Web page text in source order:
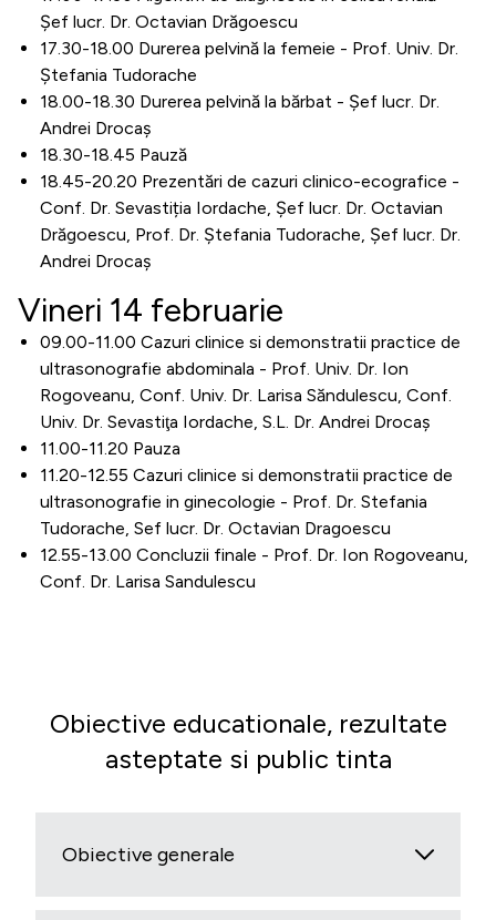
Șef lucr. Dr. Octavian Drăgoescu
17.30-18.00 Durerea pelvină la femeie - Prof. Univ. Dr.
Ştefania Tudorache
18.00-18.30 Durerea pelvină la bărbat - Șef lucr. Dr.
Andrei Drocaș
18.30-18.45 Pauză
18.45-20.20 Prezentări de cazuri clinico-ecografice -
Conf. Dr. Sevastiția Iordache, Șef lucr. Dr. Octavian
Drăgoescu, Prof. Dr. Ștefania Tudorache, Șef lucr. Dr.
Andrei Drocaș
Vineri 14 februarie
09.00-11.00 Cazuri clinice si demonstratii practice de
ultrasonografie abdominala - Prof. Univ. Dr. Ion
Rogoveanu, Conf. Univ. Dr. Larisa Săndulescu, Conf.
Univ. Dr. Sevastiţa Iordache, S.L. Dr. Andrei Drocaș
11.00-11.20 Pauza
11.20-12.55 Cazuri clinice si demonstratii practice de
ultrasonografie in ginecologie - Prof. Dr. Stefania
Tudorache, Sef lucr. Dr. Octavian Dragoescu
12.55-13.00 Concluzii finale - Prof. Dr. Ion Rogoveanu,
Conf. Dr. Larisa Sandulescu
Obiective educationale, rezultate
asteptate si public tinta
Obiective generale